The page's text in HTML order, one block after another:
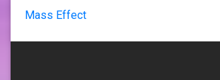
Mass Effect